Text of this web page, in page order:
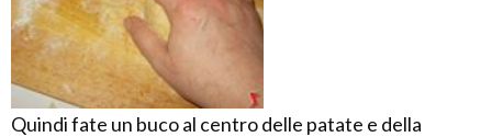
Quindi fate un buco al centro delle patate e della